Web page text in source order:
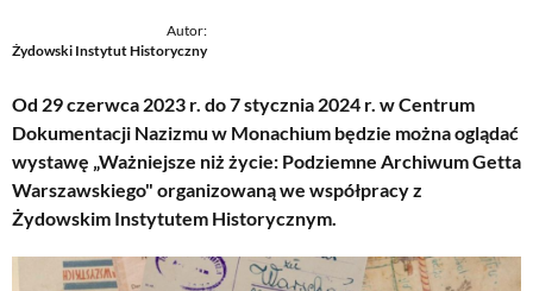
Autor:
Żydowski Instytut Historyczny
Od 29 czerwca 2023 r. do 7 stycznia 2024 r. w Centrum
Dokumentacji Nazizmu w Monachium będzie można oglądać
wystawę „Ważniejsze niż życie: Podziemne Archiwum Getta
Warszawskiego" organizowaną we współpracy z
Żydowskim Instytutem Historycznym.